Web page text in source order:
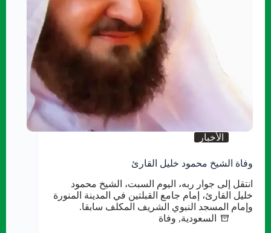
الأخبار
وفاة الشيخ محمود خليل القارئ
انتقل إلى جوار ربه، اليوم السبت، الشيخ محمود
خليل القارئ، إمام جامع القبلتين في المدينة المنورة
وإمام المسجد النبوي الشريف المكلف سابقا.
السعودية, وفاة